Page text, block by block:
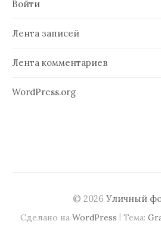
Войти
Лента записей
Лента комментариев
WordPress.org
© 2026 Уличный
Сделано на WordPress | Тема: